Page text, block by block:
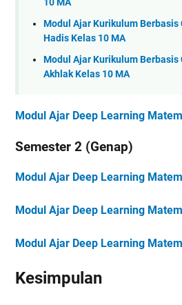
10 MA
Modul Ajar Kurikulum Berbasis
Hadis Kelas 10 MA
Modul Ajar Kurikulum Berbasis
Akhlak Kelas 10 MA
Modul Ajar Deep Learning
Semester 2 (Genap)
Modul Ajar Deep Learning
Modul Ajar Deep Learning
Modul Ajar Deep Learning
Kesimpulan